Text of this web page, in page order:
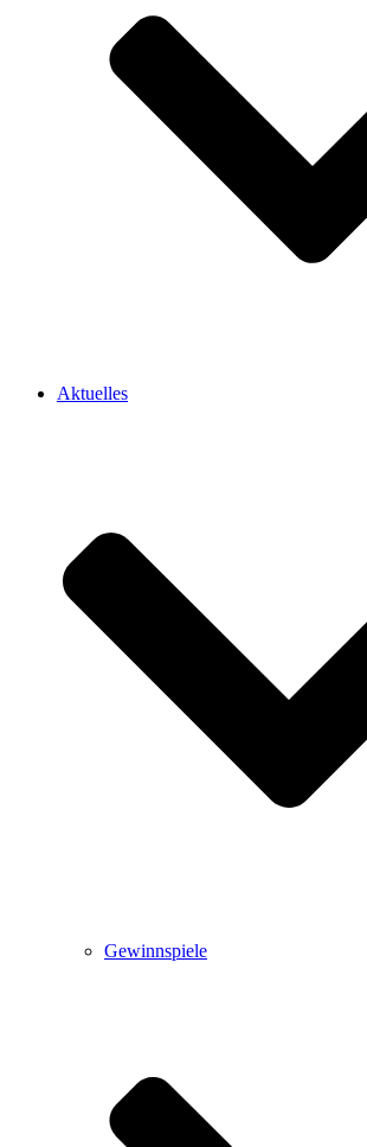
Aktuelles
Gewinnspiele